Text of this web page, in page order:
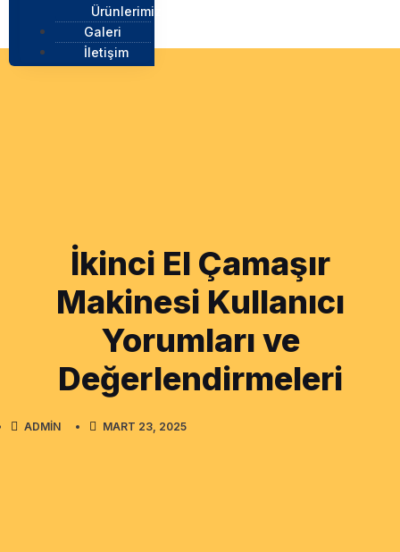
Ürünlerimiz
Galeri
İletişim
İkinci El Çamaşır
Makinesi Kullanıcı
Yorumları ve
Değerlendirmeleri
ADMIN MART 23, 2025